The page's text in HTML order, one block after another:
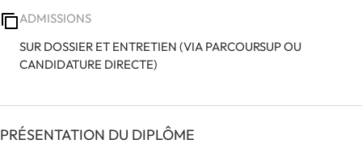
ADMISSIONS
SUR DOSSIER ET ENTRETIEN (VIA PARCOURSUP OU
CANDIDATURE DIRECTE)
PRÉSENTATION DU DIPLÔME